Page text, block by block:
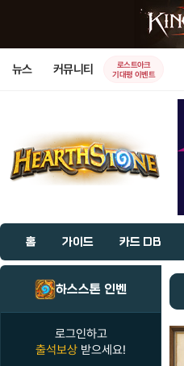
뉴스 커뮤니티
로스트아크
기대평 이벤트
홈 가이드 카드 DB
하스스톤 인벤
로그인하고
출석보상 받으세요!